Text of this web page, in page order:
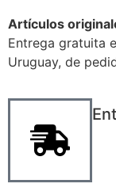
Artículos
Entrega gratuita
Uruguay, de